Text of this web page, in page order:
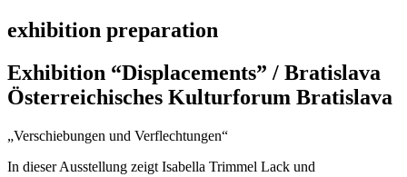
exhibition preparation
Exhibition “Displacements” / Bratislava
Österreichisches Kulturforum Bratislava
„Verschiebungen und Verflechtungen“
In dieser Ausstellung zeigt Isabella Trimmel Lack und